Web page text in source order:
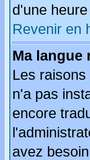
d'une
Revenir en
Ma langue
Les
n'a pas
encore
avez